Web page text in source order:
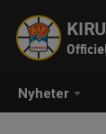
Nyheter